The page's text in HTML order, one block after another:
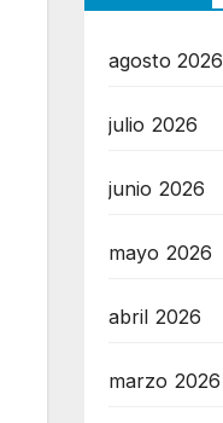
agosto 2026
julio 2026
junio 2026
mayo 2026
abril 2026
marzo 2026